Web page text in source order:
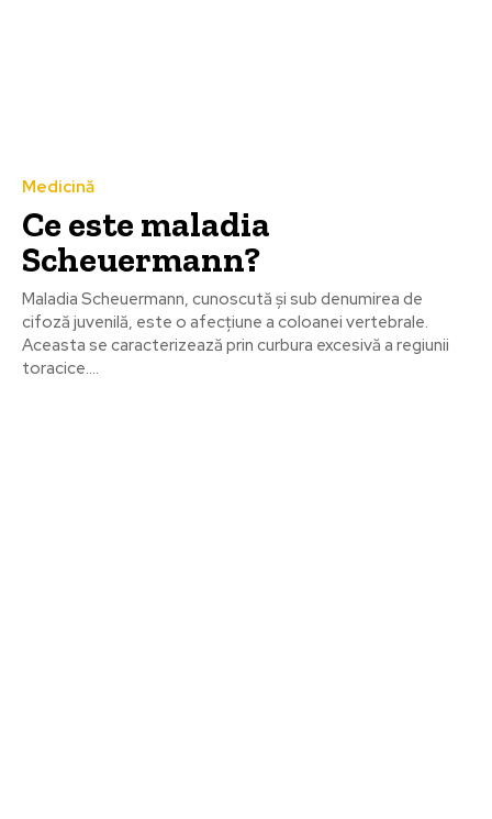
Medicină
Ce este maladia
Scheuermann?
Maladia Scheuermann, cunoscută și sub denumirea de
cifoză juvenilă, este o afecțiune a coloanei vertebrale.
Aceasta se caracterizează prin curbura excesivă a regiunii
toracice....